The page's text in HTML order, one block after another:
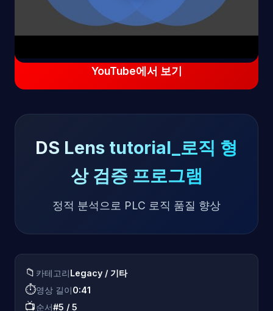
YouTube에서 보기
DS Lens tutorial_로직 형
상 검증 프로그램
정적 분석으로 PLC 로직 품질 향상
📁 카테고리Legacy / 기타
⏱️영상 길이0:41
📺순서#5 / 5